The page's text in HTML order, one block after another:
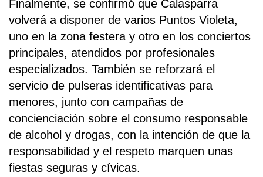
Finalmente, se confirmó que Calasparra
volverá a disponer de varios Puntos Violeta,
uno en la zona festera y otro en los conciertos
principales, atendidos por profesionales
especializados. También se reforzará el
servicio de pulseras identificativas para
menores, junto con campañas de
concienciación sobre el consumo responsable
de alcohol y drogas, con la intención de que la
responsabilidad y el respeto marquen unas
fiestas seguras y cívicas.